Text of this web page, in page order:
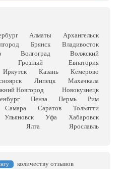
Алматы
Архангельск
Брянск
Владивосток
Волгоград
Волжский
Грозный
Евпатория
Иркутск Казань
Кемерово
Липецк
Махачкала
Новгород
Новокузнецк
Пенза Пермь
Рим
Самара Саратов
Тольятти
Ульяновск Уфа
Хабаровск
Ялта
Ярославль
количеству отзывов